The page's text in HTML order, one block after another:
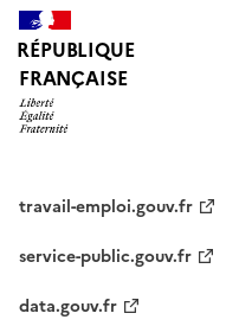
RÉPUBLIQUE
FRANÇAISE
travail-emploi.gouv.fr
service-public.gouv.fr
data.gouv.fr